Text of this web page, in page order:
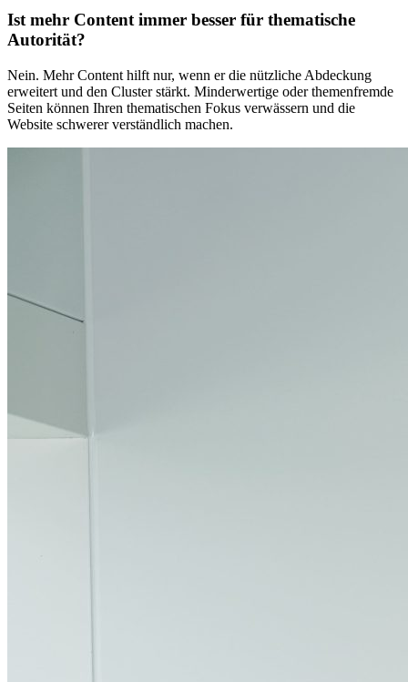
Ist mehr Content immer besser für thematische
Autorität?
Nein. Mehr Content hilft nur, wenn er die nützliche Abdeckung
erweitert und den Cluster stärkt. Minderwertige oder themenfremde
Seiten können Ihren thematischen Fokus verwässern und die
Website schwerer verständlich machen.